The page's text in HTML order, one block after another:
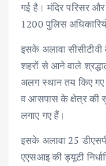
गई है। मंदिर परिसर
1200 पुलिस
इसके अलावा
शहरों से आने वाले
अलग स्थान तय किए
व आसपास के क्षेत्र की
लगाए गए हैं।
इसके अलावा 25
एएसआइ की ड्यूटी